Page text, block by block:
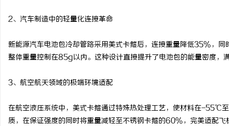
2、汽车制造中的轻量化连接革命
新能源汽车电池包冷却管路采用美式卡箍后，连接重量降低35%，
整体重量控制在85g以内。这种设计直接提升了电池包的能量密度，
3、航空航天领域的极端环境适配
在航空液压系统中，美式卡箍通过特殊热处理工艺，使材料在-55℃
质，在保证强度的同时将重量减轻至不锈钢卡箍的60%，完美适配飞